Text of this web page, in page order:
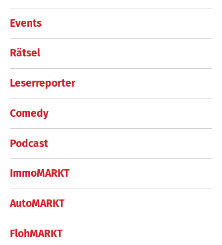
Events
Rätsel
Leserreporter
Comedy
Podcast
ImmoMARKT
AutoMARKT
FlohMARKT